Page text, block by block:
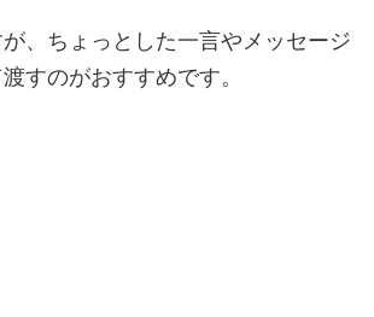
、ちょっとした一言やメッセージ
すのがおすすめです。